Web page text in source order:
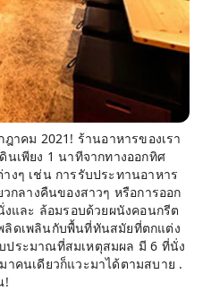
าคม 2021! ร้านอาหารของเรา
นเพียง 1 นาทีจากทางออกทิศ
งๆ เช่น การรับประทานอาหาร
กลางคืนของสาวๆ หรือการออก
และ ล้อมรอบด้วยผนังคอนกรีต
ดเพลินกับพื้นที่ทันสมัยที่ตกแต่ง
ระมาณที่สมเหตุสมผล มี 6 ที่นั่ง
คนเดียวก็แวะมาได้ตามสบาย .
!